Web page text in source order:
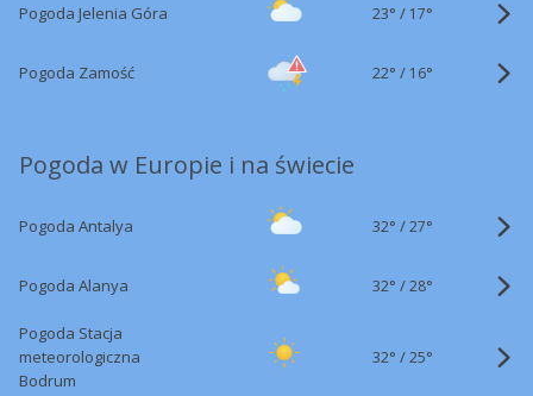
Pogoda Jelenia Góra 23° / 17°
Pogoda Zamość 22° / 16°
Pogoda w Europie i na świecie
Pogoda Antalya 32° /27°
Pogoda Alanya 32° /28°
Pogoda Stacja
meteorologiczna
Bodrum
32° /25°